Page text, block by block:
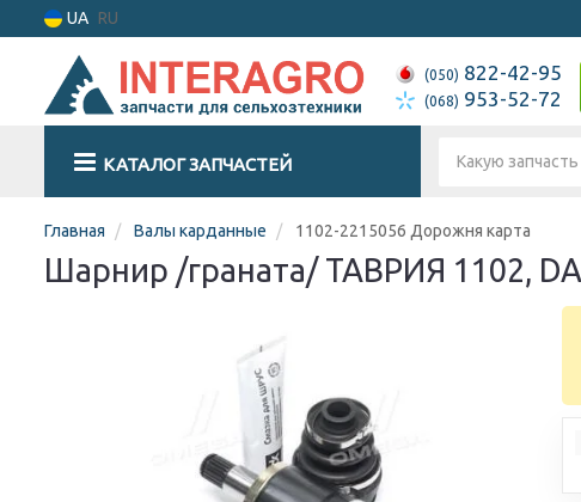
UA RU
(050) 822-42-95
(068) 953-52-72
КАТАЛОГ ЗАПЧАСТЕЙ
Главная Валы карданные 1102-2215056 Дорожня карта
Шарнир /граната/ ТАВРИЯ 1102,